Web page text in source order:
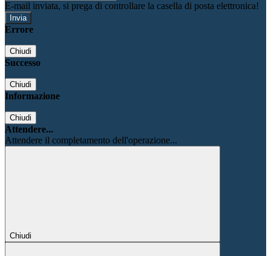
E-mail inviata, si prega di controllare la casella di posta elettronica!
Errore
Chiudi
Successo
Chiudi
Informazione
Chiudi
Attendere...
Attendere il completamento dell'operazione...
Chiudi